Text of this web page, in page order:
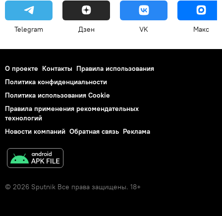
Telegram Дзен VK Макс
О проекте Контакты Правила использования
Политика конфиденциальности
Политика использования Cookie
Правила применения рекомендательных
технологий
Новости компаний Обратная связь Реклама
© 2026 Sputnik Все права защищены. 18+